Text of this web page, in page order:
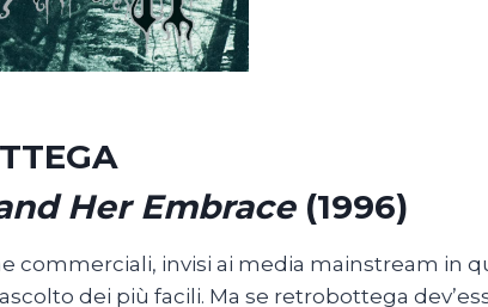
Her Embrace(1996)
commerciali, invisi ai media mainstream in
dei più facili. Ma se retrobottega